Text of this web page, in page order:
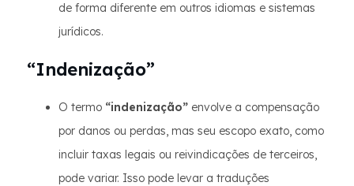
de forma diferente em outros idiomas e sistemas
jurídicos.
“Indenização”
O termo “indenização” envolve a compensação
por danos ou perdas, mas seu escopo exato, como
incluir taxas legais ou reivindicações de terceiros,
pode variar. Isso pode levar a traduções